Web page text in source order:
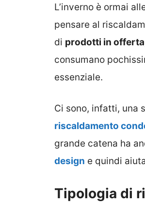
L’inverno è ormai
pensare al
di prodotti in offerta
consumano
essenziale.
Ci sono, infatti, una
riscaldamento
grande catena ha
design e quindi
Tipologia di